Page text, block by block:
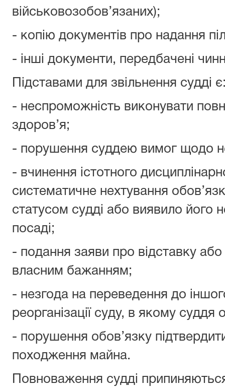
військовозобов’язаних);
- копію документів про надання
- інші документи, передбачені
Підставами для звільнення судді
- неспроможність виконувати
здоров’я;
- порушення суддею вимог щодо
- вчинення істотного
систематичне нехтування
статусом судді або виявило його
посаді;
- подання заяви про відставку
власним бажанням;
- незгода на переведення до
реорганізації суду, в якому суддя
- порушення обов’язку
походження майна.
Повноваження судді